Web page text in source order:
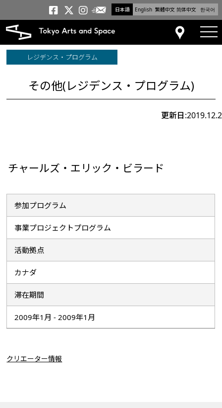
日本語 English 繁體中文 简体中文 한국어
トーキョーアーツアンド
トーキョーアーツアンド
トーキョーアーツア
メールニュース
アクセス
レジデンス・プログラム
その他(レジデンス・プログラム)
更新日:2019.12.2
チャールズ・エリック・ビラード
参加プログラム
事業プロジェクトプログラム
活動拠点
カナダ
滞在期間
2009年1月 - 2009年1月
クリエーター情報